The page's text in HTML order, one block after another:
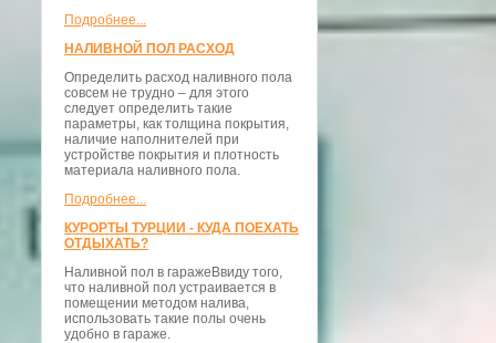
Подробнее...
НАЛИВНОЙ ПОЛ РАСХОД
Определить расход наливного пола
совсем не трудно – для этого
следует определить такие
параметры, как толщина покрытия,
наличие наполнителей при
устройстве покрытия и плотность
материала наливного пола.
Подробнее...
КУРОРТЫ ТУРЦИИ - КУДА ПОЕХАТЬ
ОТДЫХАТЬ?
Наливной пол в гаражеВвиду того,
что наливной пол устраивается в
помещении методом налива,
использовать такие полы очень
удобно в гараже.